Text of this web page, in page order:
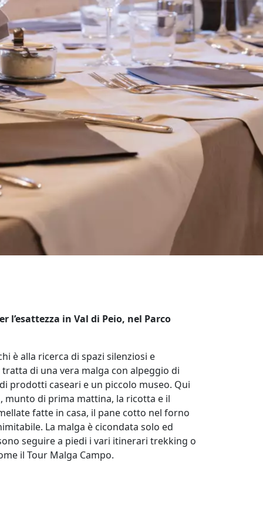
l’esattezza in Val di Peio, nel Parco
è alla ricerca di spazi silenziosi e
di una vera malga con alpeggio di
prodotti caseari e un piccolo museo. Qui
di prima mattina, la ricotta e il
fatte in casa, il pane cotto nel forno
La malga è cicondata solo ed
seguire a piedi i vari itinerari trekking o
il Tour Malga Campo.